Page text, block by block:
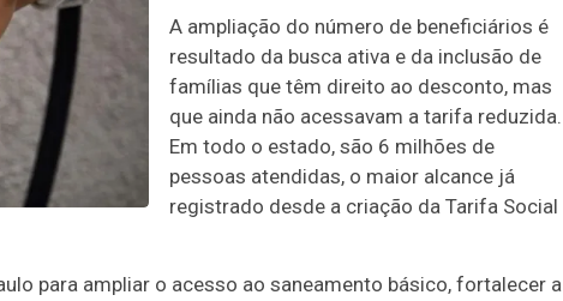
A ampliação do número de beneficiários é
resultado da busca ativa e da inclusão de
famílias que têm direito ao desconto, mas
que ainda não acessavam a tarifa reduzida.
Em todo o estado, são 6 milhões de
pessoas atendidas, o maior alcance já
registrado desde a criação da Tarifa Social
para ampliar o acesso ao saneamento básico, fortalecer a